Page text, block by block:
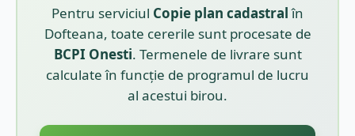
Pentru serviciul Copie plan cadastralîn
Dofteana, toate cererile sunt procesate de
BCPI Onesti. Termenele de livrare sunt
calculate în funcție de programul de lucru
al acestui birou.